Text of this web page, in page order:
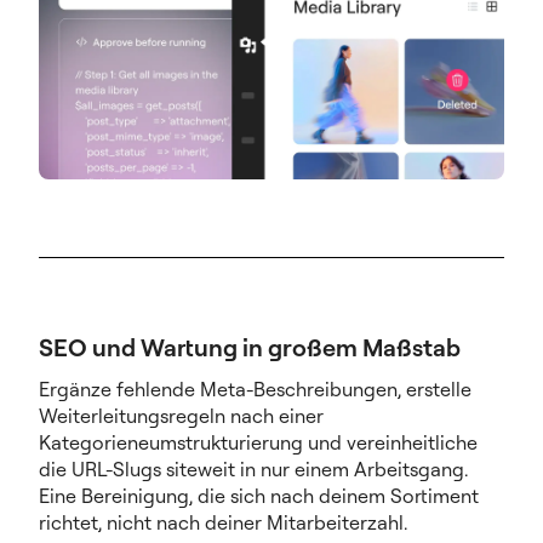
SEO und Wartung in großem Maßstab
Ergänze fehlende Meta-Beschreibungen, erstelle
Weiterleitungsregeln nach einer
Kategorieneumstrukturierung und vereinheitliche
die URL-Slugs siteweit in nur einem Arbeitsgang.
Eine Bereinigung, die sich nach deinem Sortiment
richtet, nicht nach deiner Mitarbeiterzahl.